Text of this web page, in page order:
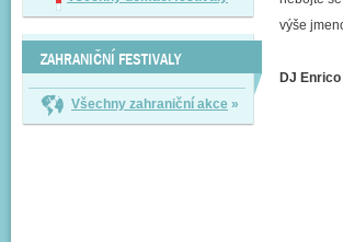
ZAHRANIČNÍ FESTIVALY
Všechny zahraniční akce »
výše
DJ